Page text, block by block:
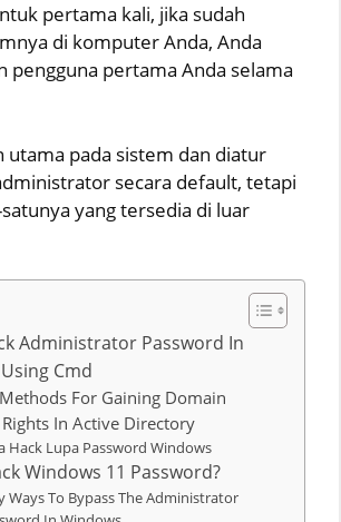
pertama kali, jika sudah
di komputer Anda, Anda
pengguna pertama Anda selama
utama pada sistem dan diatur
secara default, tetapi
yang tersedia di luar
Administrator Password In
Cmd
For Gaining Domain
In Active Directory
Hack Lupa Password Windows
Windows 11 Password?
Ways To Bypass The Administrator